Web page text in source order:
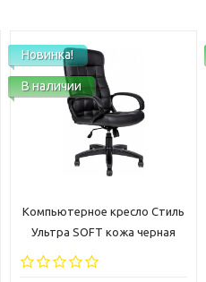
Новинка!
В наличии
Компьютерное кресло Стиль
Ультра SOFT кожа черная